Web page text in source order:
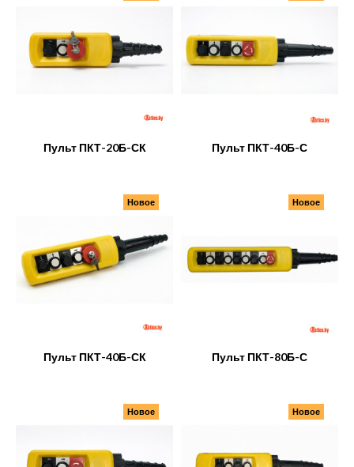
Пульт ПКТ-20Б-СК Пульт ПКТ-40Б-С
Пульт ПКТ-40Б-СК
Новое
Пульт ПКТ-80Б-С
Новое
Новое Новое